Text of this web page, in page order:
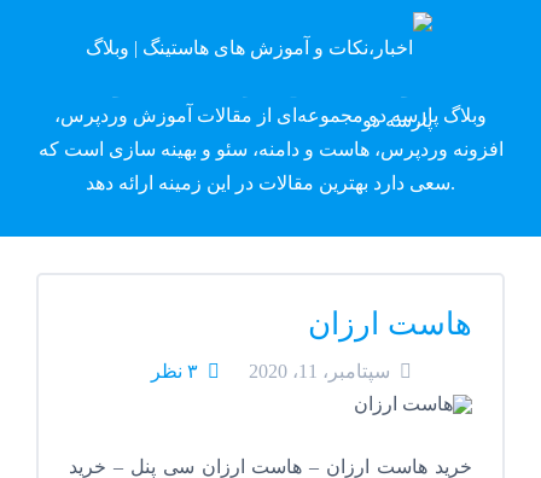
وبلاگ پارسه دِو
وبلاگ پارسه دو مجموعه‌ای از مقالات آموزش وردپرس،
افزونه وردپرس، هاست و دامنه، سئو و بهینه سازی است که
سعی دارد بهترین مقالات در این زمینه ارائه دهد.
هاست ارزان
سپتامبر، 11، 2020 ۳ نظر
خرید هاست ارزان – هاست ارزان سی پنل – خرید